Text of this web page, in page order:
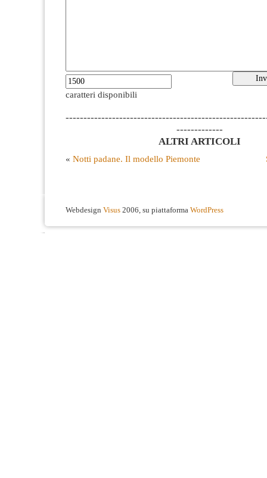
caratteri disponibili
-------------
ALTRI ARTICOLI
« Notti padane. Il modello Piemonte
Webdesign Visus 2006, su piattaforma WordPress